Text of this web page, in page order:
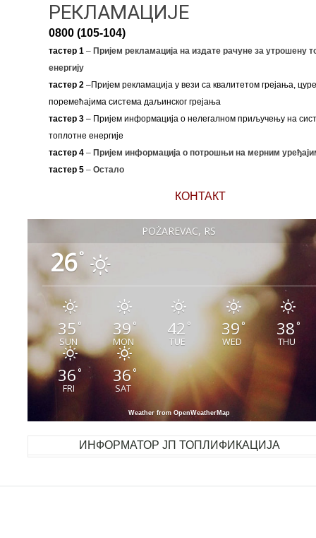
РЕКЛАМАЦИЈЕ
0800 (105-104)
тастер 1–Пријем рекламација на издате рачуне за утрошену
енергију
тастер 2–Пријем рекламација у вези са квалитетом грејања,
поремећајима система даљинског грејања
тастер 3– Пријем информација о нелегалном приључењу на
топлотне енергије
тастер 4 – Пријем информација о потрошњи на мерним
тастер 5 – Остало
КОНТАКТ
POŽAREVAC, RS
26°
35°
SUN
39°
MON
42 °
TUE
39°
WED
38°
THU
36°
FRI
36°
SAT
Weather from OpenWeatherMap
ИНФОРМАТОР ЈП ТОПЛИФИКАЦИЈА